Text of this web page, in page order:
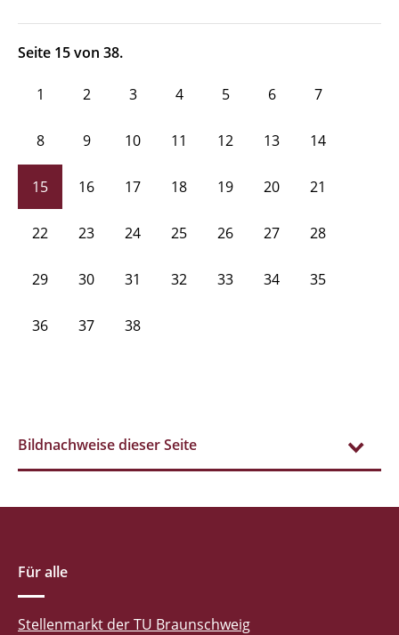
Seite 15 von 38.
1 2 3 4 5 6 7
8 9 10 11 12 13 14
15 16 17 18 19 20 21
22 23 24 25 26 27 28
29 30 31 32 33 34 35
36 37 38
Bildnachweise dieser Seite
Für alle
Stellenmarkt der TU Braunschweig